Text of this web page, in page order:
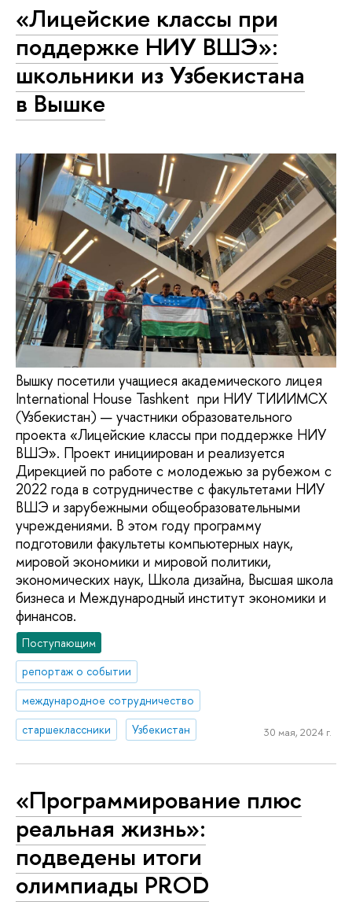
«Лицейские классы при
поддержке НИУ ВШЭ»:
школьники из Узбекистана
в Вышке
Вышку посетили учащиеся академического лицея
International House Tashkent при НИУ ТИИИМСХ
(Узбекистан) — участники образовательного
проекта «Лицейские классы при поддержке НИУ
ВШЭ». Проект инициирован и реализуется
Дирекцией по работе с молодежью за рубежом с
2022 года в сотрудничестве с факультетами НИУ
ВШЭ и зарубежными общеобразовательными
учреждениями. В этом году программу
подготовили факультеты компьютерных наук,
мировой экономики и мировой политики,
экономических наук, Школа дизайна, Высшая школа
бизнеса и Международный институт экономики и
финансов.
Поступающим
репортаж о событии
международное сотрудничество
старшеклассники
Узбекистан 30 мая, 2024 г.
«Программирование плюс
реальная жизнь»:
подведены итоги
олимпиады PROD